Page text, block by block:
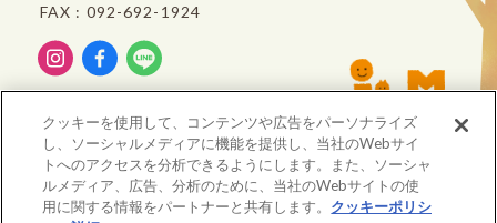
FAX : 092-692-1924
リヴ動物病院は、
VCA Japan
のグループ病院です。
クッキーを使用して、コンテンツや広告をパーソナライズ
し、ソーシャルメディアに機能を提供し、当社のWebサイ
トへのアクセスを分析できるようにします。また、ソーシャ
ルメディア、広告、分析のために、当社のWebサイトの使
用に関する情報をパートナーと共有します。 クッキーポリシ